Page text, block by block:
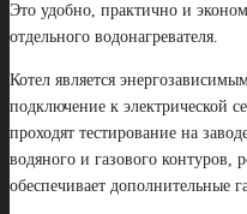
Это удобно, практично и
отдельного водонагревателя.
Котел является
подключение к электрической
проходят тестирование на
водяного и газового контуров,
обеспечивает дополнительные